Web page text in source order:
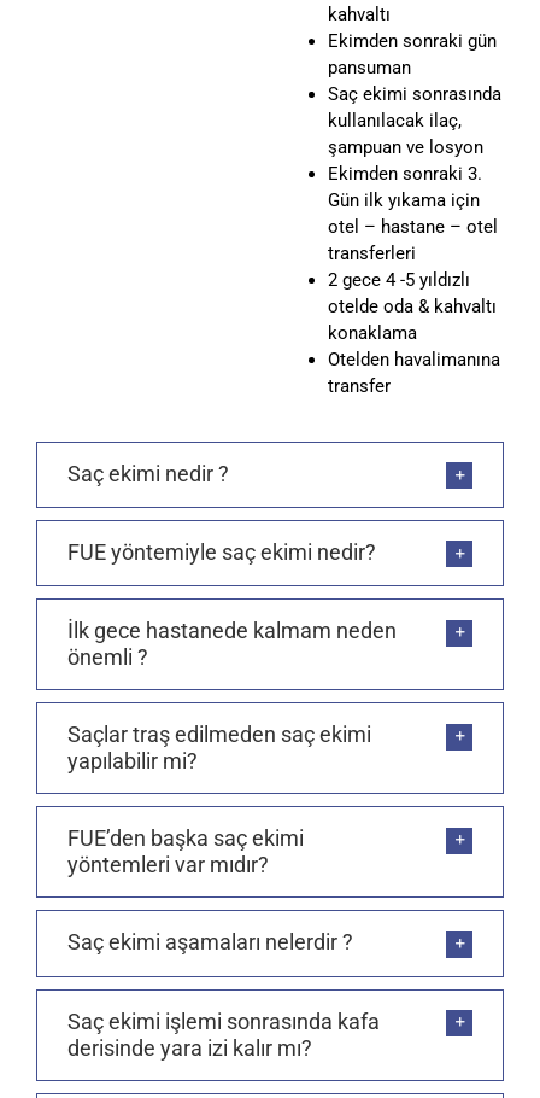
kahvaltı
Ekimden sonraki gün
pansuman
Saç ekimi sonrasında
kullanılacak ilaç,
şampuan ve losyon
Ekimden sonraki 3.
Gün ilk yıkama için
otel – hastane – otel
transferleri
2 gece 4 -5 yıldızlı
otelde oda & kahvaltı
konaklama
Otelden havalimanına
transfer
Saç ekimi nedir ?
FUE yöntemiyle saç ekimi nedir?
İlk gece hastanede kalmam neden
önemli ?
Saçlar traş edilmeden saç ekimi
yapılabilir mi?
FUE’den başka saç ekimi
yöntemleri var mıdır?
Saç ekimi aşamaları nelerdir ?
Saç ekimi işlemi sonrasında kafa
derisinde yara izi kalır mı?